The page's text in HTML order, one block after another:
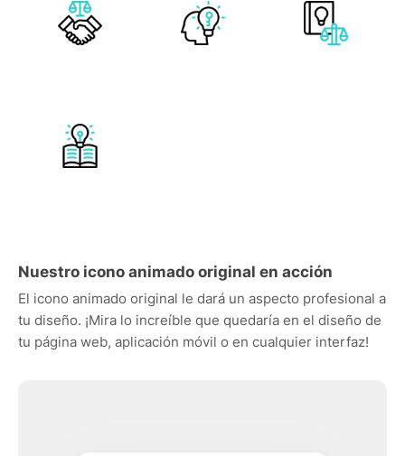
Nuestro icono animado original en acción
El icono animado original le dará un aspecto profesional a
tu diseño. ¡Mira lo increíble que quedaría en el diseño de
tu página web, aplicación móvil o en cualquier interfaz!